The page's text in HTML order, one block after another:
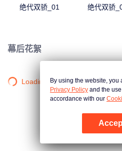
绝代双骄_01 绝代双骄
幕后花絮
Loading…By using the website, you
Privacy Policy and the
accordance with our